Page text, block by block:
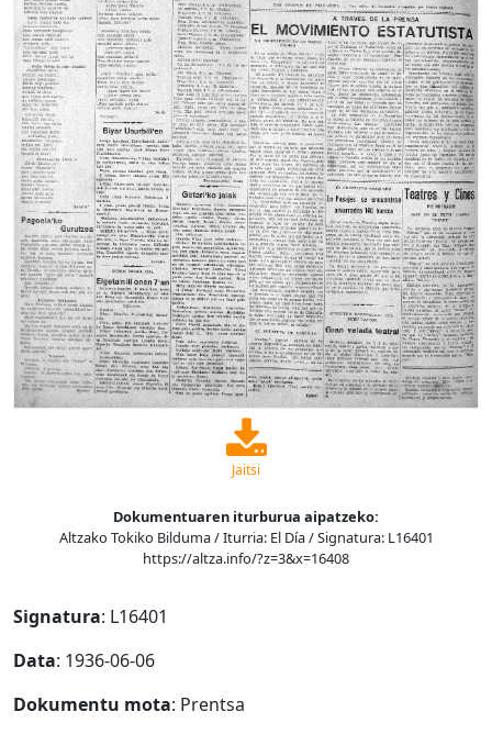
Jaitsi
Dokumentuaren iturburua aipatzeko:
Altzako Tokiko Bilduma / Iturria: El Día / Signatura: L16401
https://altza.info/?z=3&x=16408
Signatura: L16401
Data: 1936-06-06
Dokumentu mota: Prentsa